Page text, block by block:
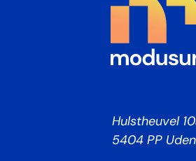
Hulstheuvel
5404 PP Uden